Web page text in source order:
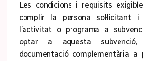
Les condicions i requisits
complir la persona sol·licitant
l’activitat o programa a
optar a aquesta
documentació complementària a